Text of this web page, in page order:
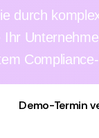
durch
Ihr
Demo-Termin